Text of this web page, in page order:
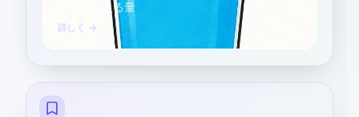
グラスに入る量
詳しく →